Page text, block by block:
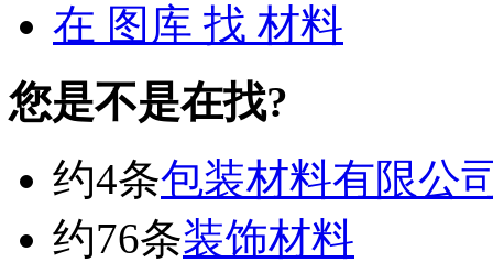
在 图库 找 材料
您是不是在找?
约4条包装材料有限公
约76条装饰材料